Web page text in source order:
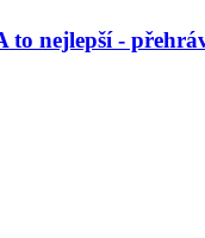
nejlepší -